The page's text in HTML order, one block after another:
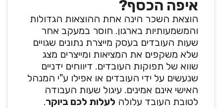
איפה הכסף?
הוצאת השכר הינה אחת ההוצאות הגדולות
והמשמעותיות בארגון. חוסר במעקב אחר
שעות העובדים בעסק מייצרת נתונים שגויים
שלא משקפים את המציאות ומייצרים מצג
שווא של תפוקות העובדים. דיווחים ידניים
שנעשים על ידי העובדים או אפילו ע"י המנהל
האישי אינם אמינים. עיגול שעות העבודה
לטובת העובד עלולה לעלות לכם ביוקר.